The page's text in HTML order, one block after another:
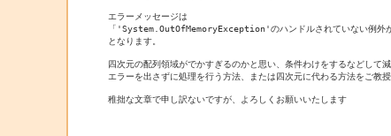
エラーメッセージは
「'System.OutOfMemoryException'のハンドルされていない例外
となります。
四次元の配列領域がでかすぎるのかと思い、条件わけをするなどして
エラーを出さずに処理を行う方法、または四次元に代わる方法をご教
稚拙な文章で申し訳ないですが、よろしくお願いいたします